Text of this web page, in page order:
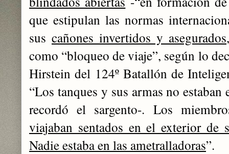
que estipulan las normas
sus cañones invertidos y asegurados
como “bloqueo de viaje”, según lo
Hirstein del 124º Batallón de
“Los tanques y sus armas no
recordó el sargento-. Los
viajaban sentados en el exterior de
Nadie estaba en las ametralladoras”.